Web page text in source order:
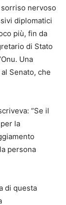
nervoso
diplomatici
più, fin da
di Stato
Una
Senato, che
“Se il
la
persona
di questa